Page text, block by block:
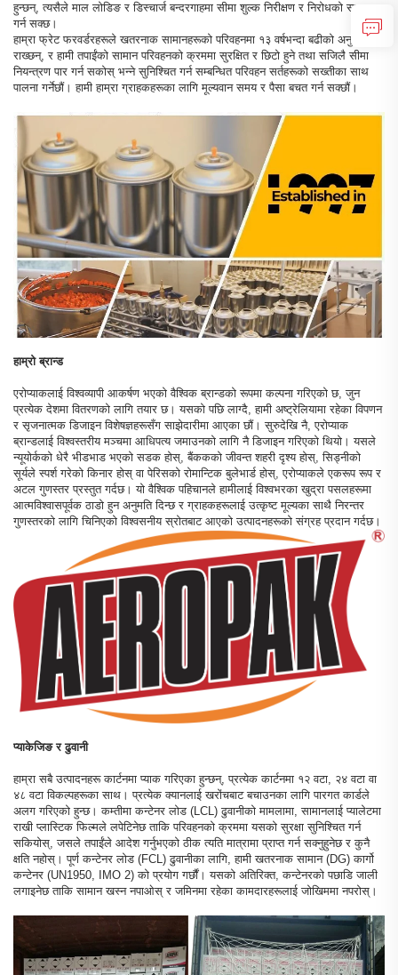
हुन्छन्, त्यसैले माल लोडिङ र डिस्चार्ज बन्दरगाहमा सीमा शुल्क निरीक्षण र निरोधको सामना
गर्न सक्छ।
हाम्रा फ्रेट फरवर्डरहरूले खतरनाक सामानहरूको परिवहनमा १३ वर्षभन्दा बढीको अनुभव
राख्छन्, र हामी तपाईंको सामान परिवहनको क्रममा सुरक्षित र छिटो हुने तथा सजिलै सीमा
नियन्त्रण पार गर्न सकोस् भन्ने सुनिश्चित गर्न सम्बन्धित परिवहन सर्तहरूको सख्तीका साथ
पालना गर्नेछौं। हामी हाम्रा ग्राहकहरूका लागि मूल्यवान समय र पैसा बचत गर्न सक्छौं।
हाम्रो ब्रान्ड
एरोप्याकलाई विश्वव्यापी आकर्षण भएको वैश्विक ब्रान्डको रूपमा कल्पना गरिएको छ, जुन
प्रत्येक देशमा वितरणको लागि तयार छ। यसको पछि लाग्दै, हामी अष्ट्रेलियामा रहेका विपणन
र सृजनात्मक डिजाइन विशेषज्ञहरूसँग साझेदारीमा आएका छौं। सुरुदेखि नै, एरोप्याक
ब्रान्डलाई विश्वस्तरीय मञ्चमा आधिपत्य जमाउनको लागि नै डिजाइन गरिएको थियो। यसले
न्यूयोर्कको धेरै भीडभाड भएको सडक होस्, बैंककको जीवन्त शहरी दृश्य होस्, सिड्नीको
सूर्यले स्पर्श गरेको किनार होस् वा पेरिसको रोमान्टिक बुलेभार्ड होस्, एरोप्याकले एकरूप रूप र
अटल गुणस्तर प्रस्तुत गर्दछ। यो वैश्विक पहिचानले हामीलाई विश्वभरका खुद्रा पसलहरूमा
आत्मविश्वासपूर्वक ठाडो हुन अनुमति दिन्छ र ग्राहकहरूलाई उत्कृष्ट मूल्यका साथै निरन्तर
गुणस्तरको लागि चिनिएको विश्वसनीय स्रोतबाट आएको उत्पादनहरूको संग्रह प्रदान गर्दछ।
प्याकेजिङ र ढुवानी
हाम्रा सबै उत्पादनहरू कार्टनमा प्याक गरिएका हुन्छन्, प्रत्येक कार्टनमा १२ वटा, २४ वटा वा
४८ वटा विकल्पहरूका साथ। प्रत्येक क्यानलाई खरोंचबाट बचाउनका लागि पारगत कार्डले
अलग गरिएको हुन्छ। कम्तीमा कन्टेनर लोड (LCL) ढुवानीको मामलामा, सामानलाई प्यालेटमा
राखी प्लास्टिक फिल्मले लपेटिनेछ ताकि परिवहनको क्रममा यसको सुरक्षा सुनिश्चित गर्न
सकियोस्, जसले तपाईंले आदेश गर्नुभएको ठीक त्यति मात्रामा प्राप्त गर्न सक्नुहुनेछ र कुनै
क्षति नहोस्। पूर्ण कन्टेनर लोड (FCL) ढुवानीका लागि, हामी खतरनाक सामान (DG) कार्गो
कन्टेनर (UN1950, IMO 2) को प्रयोग गर्छौं। यसको अतिरिक्त, कन्टेनरको पछाडि जाली
लगाइनेछ ताकि सामान खस्न नपाओस् र जमिनमा रहेका कामदारहरूलाई जोखिममा नपरोस्।